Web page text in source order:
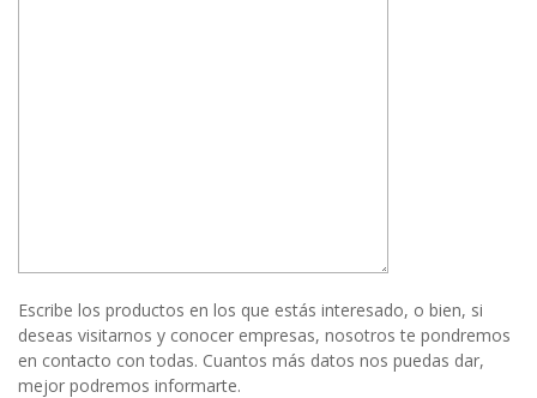
Escribe los productos en los que estás interesado, o bien, si
deseas visitarnos y conocer empresas, nosotros te pondremos
en contacto con todas. Cuantos más datos nos puedas dar,
mejor podremos informarte.